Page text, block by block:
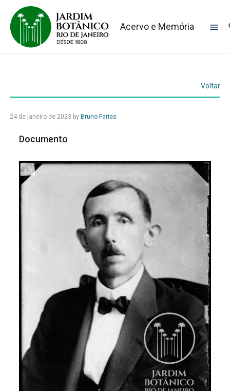
Acervo e Memória
Voltar
24 de janeiro de 2023 by Bruno Farias
Documento